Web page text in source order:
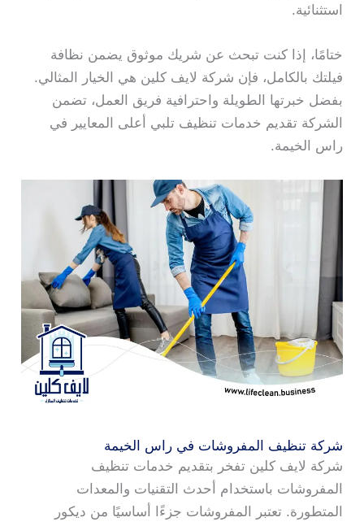
استثنائية.
ختامًا، إذا كنت تبحث عن شريك موثوق يضمن نظافة
فيلتك بالكامل، فإن شركة لايف كلين هي الخيار المثالي.
بفضل خبرتها الطويلة واحترافية فريق العمل، تضمن
الشركة تقديم خدمات تنظيف تلبي أعلى المعايير في
راس الخيمة.
شركة تنظيف المفروشات في راس الخيمة
شركة لايف كلين تفخر بتقديم خدمات تنظيف
المفروشات باستخدام أحدث التقنيات والمعدات
المتطورة. تعتبر المفروشات جزءًا أساسيًا من ديكور